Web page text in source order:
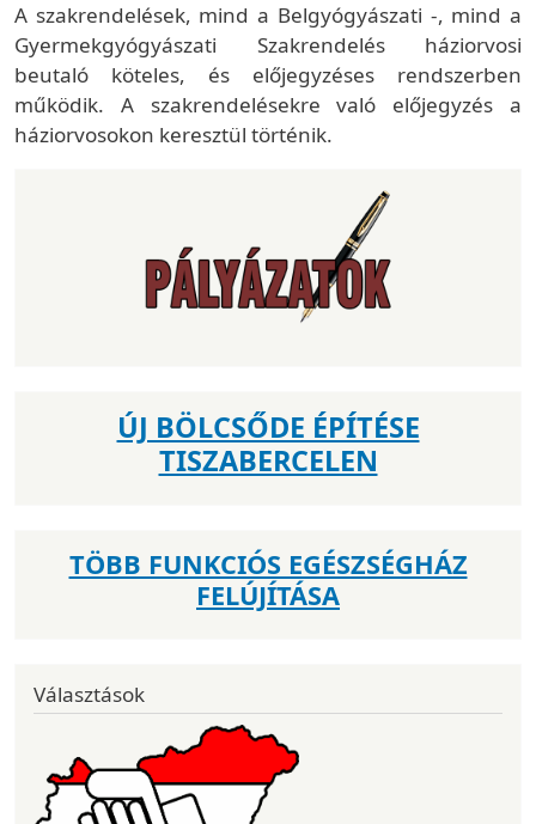
A szakrendelések, mind a Belgyógyászati -, mind a
Gyermekgyógyászati Szakrendelés háziorvosi
beutaló köteles, és előjegyzéses rendszerben
működik. A szakrendelésekre való előjegyzés a
háziorvosokon keresztül történik.
ÚJ BÖLCSŐDE ÉPÍTÉSE
TISZABERCELEN
TÖBB FUNKCIÓS EGÉSZSÉGHÁZ
FELÚJÍTÁSA
Választások